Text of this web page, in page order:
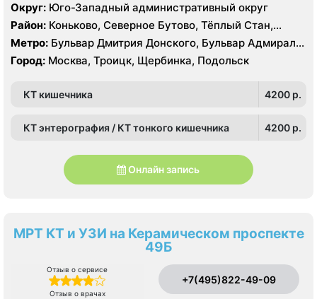
Коммунарка, Ольховая, Прокшино, Филатов Луг
AQUILION RXL 16 срезов, УЗИ
Округ: Юго-Западный административный округ
Район: Коньково, Северное Бутово, Тёплый Стан,
Южное Бутово, Ясенево
Метро: Бульвар Дмитрия Донского, Бульвар Адмирала
Ушакова, Битцевский парк , Беляево, Аннино ,
Лесопарковая, Новоясеневская, Теплый Стан, Улица
Скобелевская, Улица Старокачаловская, Ясенево,
Коммунарка, Ольховая, Прокшино, Филатов Луг
Город: Москва, Троицк, Щербинка, Подольск
КТ кишечника 4200 p.
КТ энтерография / КТ тонкого кишечника 4200 p.
Онлайн запись
МРТ КТ и УЗИ на Керамическом проспекте
49Б
Отзыв о сервисе
Отзыв о врачах
+7(495)822-49-09